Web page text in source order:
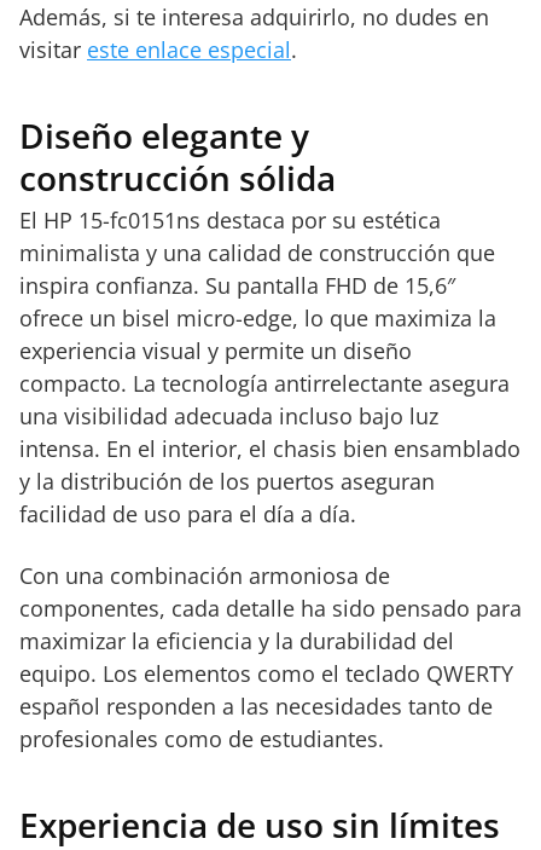
Además, si te interesa adquirirlo, no dudes en
visitar este enlace especial.
Diseño elegante y
construcción sólida
El HP 15-fc0151ns destaca por su estética
minimalista y una calidad de construcción que
inspira confianza. Su pantalla FHD de 15,6″
ofrece un bisel micro-edge, lo que maximiza la
experiencia visual y permite un diseño
compacto. La tecnología antirrelectante asegura
una visibilidad adecuada incluso bajo luz
intensa. En el interior, el chasis bien ensamblado
y la distribución de los puertos aseguran
facilidad de uso para el día a día.
Con una combinación armoniosa de
componentes, cada detalle ha sido pensado para
maximizar la eficiencia y la durabilidad del
equipo. Los elementos como el teclado QWERTY
español responden a las necesidades tanto de
profesionales como de estudiantes.
Experiencia de uso sin límites